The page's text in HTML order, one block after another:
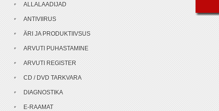
ALLALAADIJAD
ANTIVIIRUS
ÄRI JA PRODUKTIIVSUS
ARVUTI PUHASTAMINE
ARVUTI REGISTER
CD / DVD TARKVARA
DIAGNOSTIKA
E-RAAMAT